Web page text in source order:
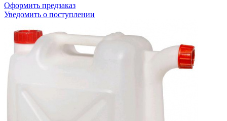
Оформить предзаказ
Уведомить о поступлении